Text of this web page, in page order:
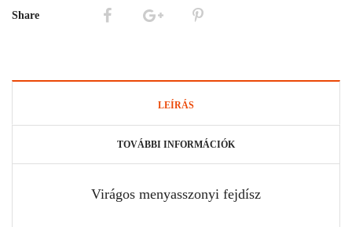
Share
LEÍRÁS
TOVÁBBI INFORMÁCIÓK
Virágos menyasszonyi fejdísz